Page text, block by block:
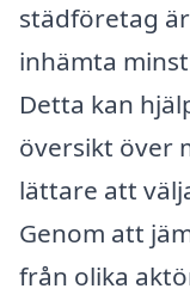
städföretag
inhämta
Detta kan
översikt över
lättare att
Genom att
från olika